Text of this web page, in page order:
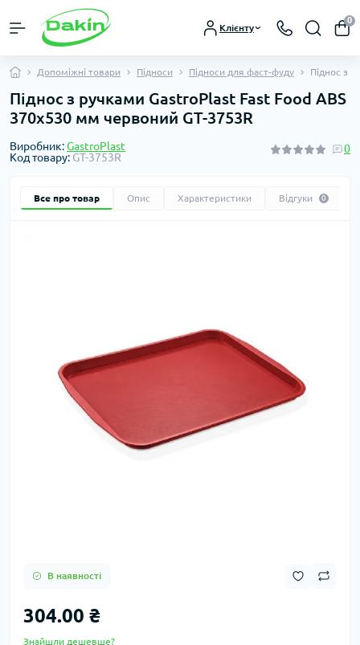
Клієнту
0
Допоміжні товари Підноси Підноси для фаст-фуду Піднос з
Піднос з ручками GastroPlast Fast Food ABS
370х530 мм червоний GT-3753R
Виробник:GastroPlast
Код товару: GT-3753R
0
Все про товар Опис Характеристики Відгуки 0
В наявності
304.00 ₴
Знайшли дешевше?